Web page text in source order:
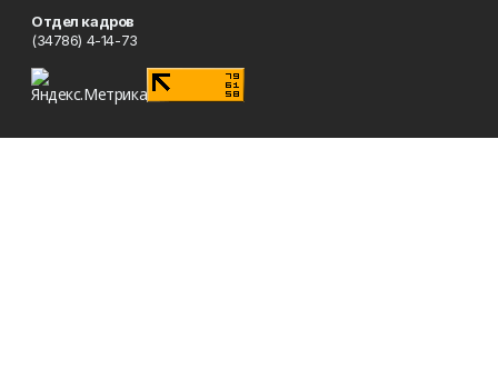
Отдел кадров
(34786) 4-14-73